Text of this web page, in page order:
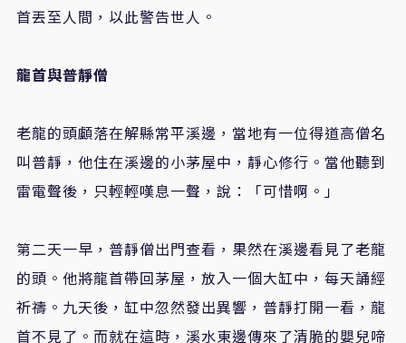
首丟至人間，以此警告世人。
龍首與普靜僧
老龍的頭顱落在解縣常平溪邊，當地有一位得道高僧名
叫普靜，他住在溪邊的小茅屋中，靜心修行。當他聽到
雷電聲後，只輕輕嘆息一聲，說：「可惜啊。」
第二天一早，普靜僧出門查看，果然在溪邊看見了老龍
的頭。他將龍首帶回茅屋，放入一個大缸中，每天誦經
祈禱。九天後，缸中忽然發出異響，普靜打開一看，龍
首不見了。而就在這時，溪水東邊傳來了清脆的嬰兒啼